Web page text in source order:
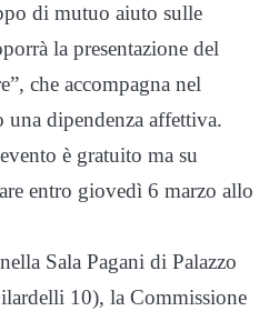
di mutuo aiuto sulle
la presentazione del
che accompagna nel
dipendenza affettiva.
è gratuito ma su
entro giovedì 6 marzo allo
Sala Pagani di Palazzo
10), la Commissione